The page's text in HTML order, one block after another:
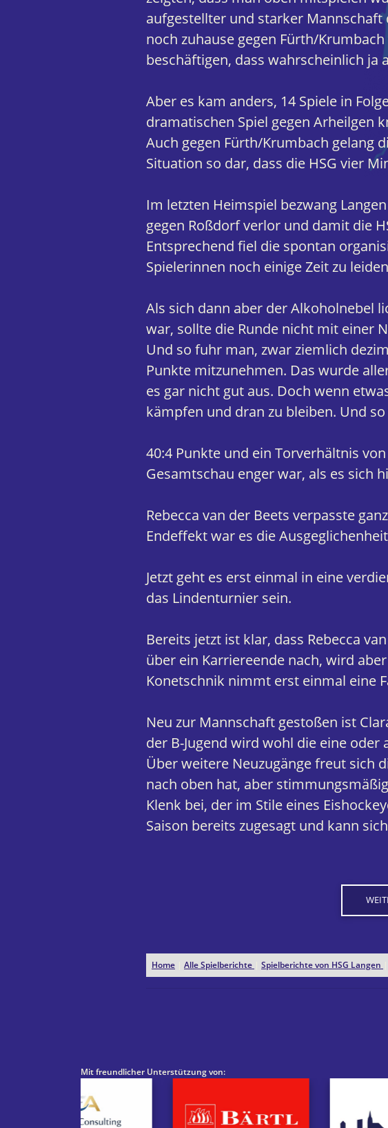
aufgestellter und starker Mannschaft
noch zuhause gegen Fürth/
beschäftigen, dass wahrscheinlich ja
Aber es kam anders, 14 Spiele in
dramatischen Spiel gegen Arheilgen
Auch gegen Fürth/Krumbach gelang
Situation so dar, dass die HSG vier
Im letzten Heimspiel bezwang
gegen Roßdorf verlor und damit die
Entsprechend fiel die spontan
Spielerinnen noch einige Zeit zu
Als sich dann aber der Alkoholnebel
war, sollte die Runde nicht mit einer
Und so fuhr man, zwar ziemlich
Punkte mitzunehmen. Das wurde
es gar nicht gut aus. Doch wenn
kämpfen und dran zu bleiben. Und
40:4 Punkte und ein Torverhältnis
Gesamtschau enger war, als es sich
Rebecca van der Beets verpasste
Endeffekt war es die
Jetzt geht es erst einmal in eine
das Lindenturnier sein.
Bereits jetzt ist klar, dass Rebecca
über ein Karriereende nach, wird
Konetschnik nimmt erst einmal eine
Neu zur Mannschaft gestoßen ist
der B-Jugend wird wohl die eine
Über weitere Neuzugänge freut sich
nach oben hat, aber
Klenk bei, der im Stile eines
Saison bereits zugesagt und kann
Home Alle Spielberichte Spielberichte von HSG Langen
Mit freundlicher Unterstützung von: